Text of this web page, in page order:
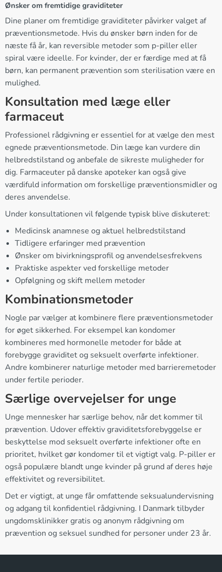
Ønsker om fremtidige graviditeter
Dine planer om fremtidige graviditeter påvirker valget af
præventionsmetode. Hvis du ønsker børn inden for de
næste få år, kan reversible metoder som p-piller eller
spiral være ideelle. For kvinder, der er færdige med at få
børn, kan permanent prævention som sterilisation være en
mulighed.
Konsultation med læge eller
farmaceut
Professionel rådgivning er essentiel for at vælge den mest
egnede præventionsmetode. Din læge kan vurdere din
helbredstilstand og anbefale de sikreste muligheder for
dig. Farmaceuter på danske apoteker kan også give
værdifuld information om forskellige præventionsmidler og
deres anvendelse.
Under konsultationen vil følgende typisk blive diskuteret:
Medicinsk anamnese og aktuel helbredstilstand
Tidligere erfaringer med prævention
Ønsker om bivirkningsprofil og anvendelsesfrekvens
Praktiske aspekter ved forskellige metoder
Opfølgning og skift mellem metoder
Kombinationsmetoder
Nogle par vælger at kombinere flere præventionsmetoder
for øget sikkerhed. For eksempel kan kondomer
kombineres med hormonelle metoder for både at
forebygge graviditet og seksuelt overførte infektioner.
Andre kombinerer naturlige metoder med barrieremetoder
under fertile perioder.
Særlige overvejelser for unge
Unge mennesker har særlige behov, når det kommer til
prævention. Udover effektiv graviditetsforebyggelse er
beskyttelse mod seksuelt overførte infektioner ofte en
prioritet, hvilket gør kondomer til et vigtigt valg. P-piller er
også populære blandt unge kvinder på grund af deres høje
effektivitet og reversibilitet.
Det er vigtigt, at unge får omfattende seksualundervisning
og adgang til konfidentiel rådgivning. I Danmark tilbyder
ungdomsklinikker gratis og anonym rådgivning om
prævention og seksuel sundhed for personer under 23 år.